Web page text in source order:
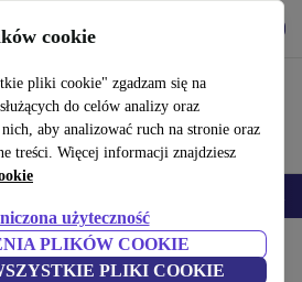
cookie
pliki cookie" zgadzam się na
do celów analizy oraz
aby analizować ruch na stronie oraz
treści. Więcej informacji znajdziesz
użyteczność
PLIKÓW COOKIE
PLIKI COOKIE
i łatwo
i smartfony Telefony Huawei